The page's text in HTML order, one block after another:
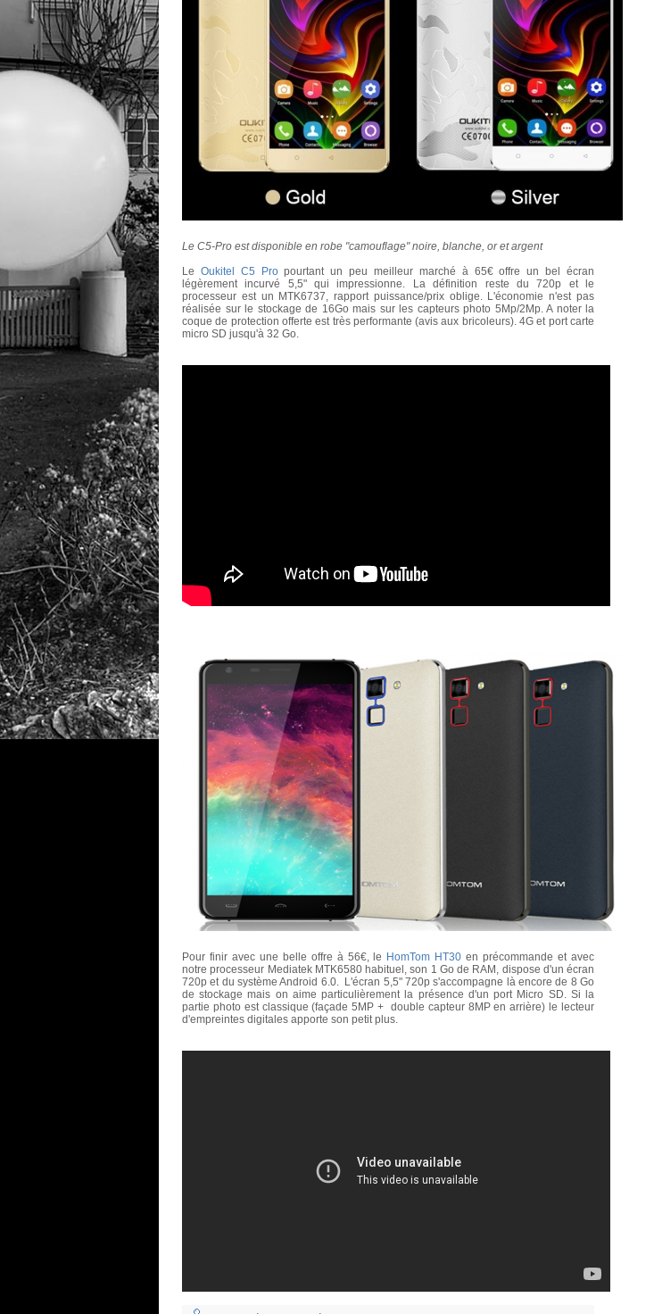
Le C5-Pro est disponible en robe "camouflage" noire, blanche, or et argent
Le Oukitel C5 Propourtant un peu meilleur marché à 65€ offre un bel écran
légèrement incurvé 5,5" qui impressionne. La définition reste du 720p et le
processeur est un MTK6737, rapport puissance/prix oblige. L'économie n'est pas
réalisée sur le stockage de 16Go mais sur les capteurs photo 5Mp/2Mp. A noter la
coque de protection offerte est très performante (avis aux bricoleurs). 4G et port carte
micro SD jusqu'à 32 Go.
Pour finir avec une belle offre à 56€, le HomTom HT30 en précommande et avec
notre processeur Mediatek MTK6580 habituel, son 1 Go de RAM, dispose d'un écran
720p et du système Android 6.0. L'écran 5,5" 720p s'accompagne là encore de 8 Go
de stockage mais on aime particulièrement la présence d'un port Micro SD. Si la
partie photo est classique (façade 5MP + double capteur 8MP en arrière) le lecteur
d'empreintes digitales apporte son petit plus.